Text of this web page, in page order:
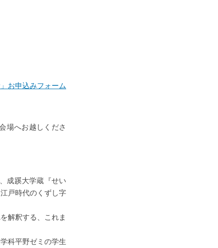
お申込みフォーム
場へお越しくださ
成蹊大学蔵『せい
戸時代のくずし字
解釈する、これま
科平野ゼミの学生